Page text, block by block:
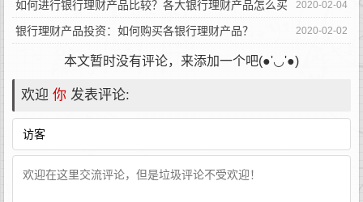
2020-02-04
如何进行银行理财产品比较？各大银行理财产品怎么买
收益高？
2020-02-02
银行理财产品投资：如何购买各银行理财产品？
本文暂时没有评论，来添加一个吧(●'◡'●)
欢迎 你 发表评论: